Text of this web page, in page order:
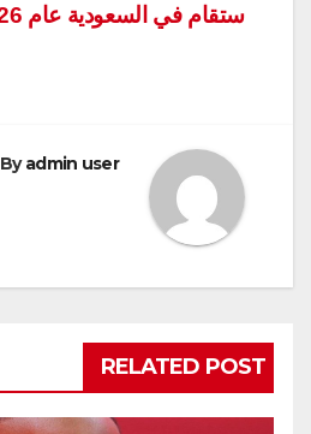
ستقام في السعودية عام 2026.
Byadmin user
RELATED POST